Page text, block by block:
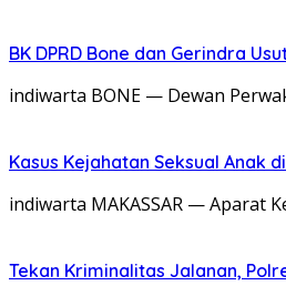
BK DPRD Bone dan Gerindra
indiwarta BONE — Dewan
Kasus Kejahatan Seksual Anak
indiwarta MAKASSAR — Aparat
Tekan Kriminalitas Jalanan,